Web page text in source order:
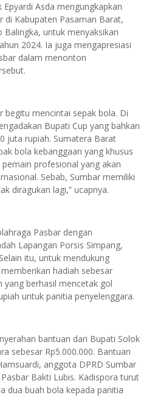
Asda mengungkapkan
di Kabupaten Pasaman Barat,
untuk menyaksikan
2024. Ia juga mengapresiasi
dalam menonton
begitu mencintai sepak bola. Di
Bupati Cup yang bahkan
juta rupiah. Sumatera Barat
bola kebanggaan yang khusus
profesional yang akan
Sebab, Sumbar memiliki
diragukan lagi,” ucapnya.
Pasbar dengan
Lapangan Porsis Simpang,
itu, untuk mendukung
hadiah sebesar
yang berhasil mencetak gol
untuk panitia penyelenggara.
bantuan dari Bupati Solok
sebesar Rp5.000.000. Bantuan
anggota DPRD Sumbar
Bakti Lubis. Kadispora turut
dua buah bola kepada panitia